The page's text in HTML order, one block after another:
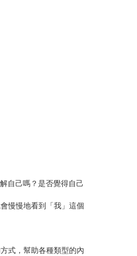
自己嗎？是否覺得自己
慢慢地看到「我」這個
式，幫助各種類型的內